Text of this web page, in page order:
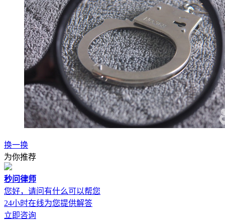
换一换
为你推荐
秒问律师
您好，请问有什么可以帮您
24小时在线为您提供解答
立即咨询